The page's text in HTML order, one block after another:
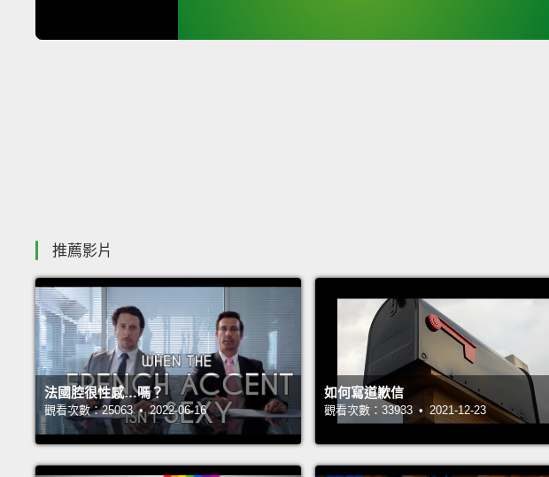
推薦影片
法國腔很性感…嗎？
觀看次數：25063 • 2022-06-16
如何寫道歉信
觀看次數：33933 • 2021-12-23